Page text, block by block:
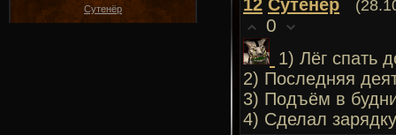
Сутенёр 12 Сутенёр
0
1) Лёг спать
2) Последняя
3) Подъём в
4) Сделал